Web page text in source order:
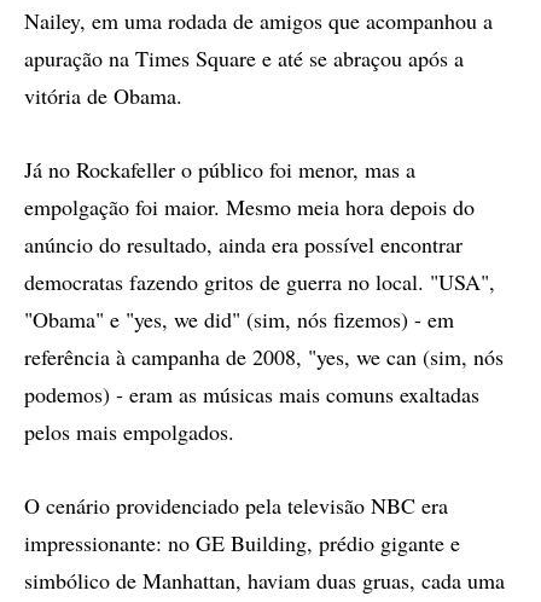
Nailey, em uma rodada de amigos que acompanhou a
apuração na Times Square e até se abraçou após a
vitória de Obama.
Já no Rockafeller o público foi menor, mas a
empolgação foi maior. Mesmo meia hora depois do
anúncio do resultado, ainda era possível encontrar
democratas fazendo gritos de guerra no local. "USA",
"Obama" e "yes, we did" (sim, nós fizemos) - em
referência à campanha de 2008, "yes, we can (sim, nós
podemos) - eram as músicas mais comuns exaltadas
pelos mais empolgados.
O cenário providenciado pela televisão NBC era
impressionante: no GE Building, prédio gigante e
simbólico de Manhattan, haviam duas gruas, cada uma